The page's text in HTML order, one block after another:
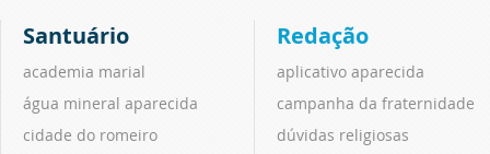
Santuário
academia marial
água mineral aparecida
cidade do romeiro
Redação
aplicativo aparecida
campanha da fraternidade
dúvidas religiosas